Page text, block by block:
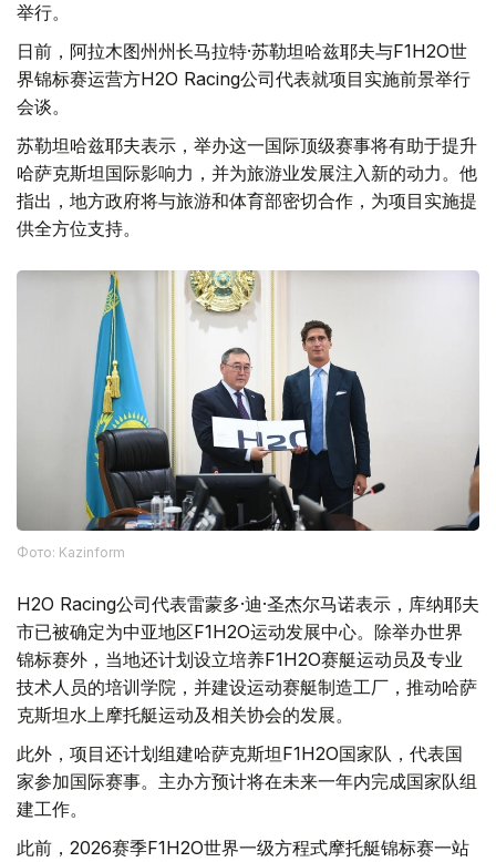
举行。
日前，阿拉木图州州长马拉特·苏勒坦哈兹耶夫与F1H2O世
界锦标赛运营方H2O Racing公司代表就项目实施前景举行
会谈。
苏勒坦哈兹耶夫表示，举办这一国际顶级赛事将有助于提升
哈萨克斯坦国际影响力，并为旅游业发展注入新的动力。他
指出，地方政府将与旅游和体育部密切合作，为项目实施提
供全方位支持。
Фото: Kazinform
H2O Racing公司代表雷蒙多·迪·圣杰尔马诺表示，库纳耶夫
市已被确定为中亚地区F1H2O运动发展中心。除举办世界
锦标赛外，当地还计划设立培养F1H2O赛艇运动员及专业
技术人员的培训学院，并建设运动赛艇制造工厂，推动哈萨
克斯坦水上摩托艇运动及相关协会的发展。
此外，项目还计划组建哈萨克斯坦F1H2O国家队，代表国
家参加国际赛事。主办方预计将在未来一年内完成国家队组
建工作。
此前，2026赛季F1H2O世界一级方程式摩托艇锦标赛一站